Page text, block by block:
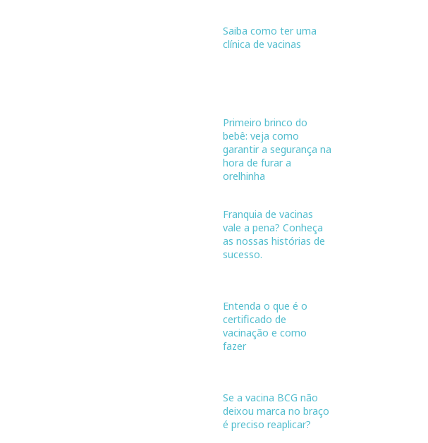
Saiba como ter uma
clínica de vacinas
Primeiro brinco do
bebê: veja como
garantir a segurança na
hora de furar a
orelhinha
Franquia de vacinas
vale a pena? Conheça
as nossas histórias de
sucesso.
Entenda o que é o
certificado de
vacinação e como
fazer
Se a vacina BCG não
deixou marca no braço
é preciso reaplicar?